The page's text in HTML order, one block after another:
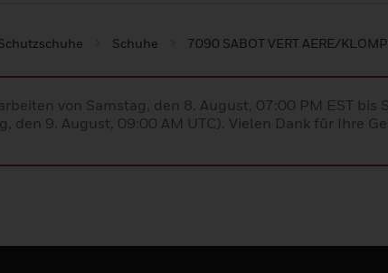
Schuhe 7090 SABOT VERT AERE/KLOMP
von Samstag, den 8. August, 07:00 PM EST bis
den 9. August, 09:00 AM UTC). Vielen Dank für Ihre